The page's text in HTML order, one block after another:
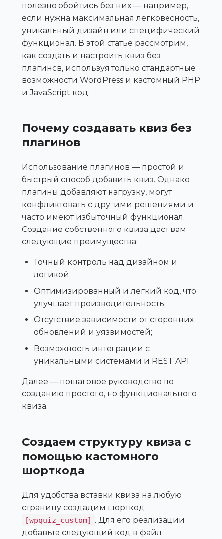
полезно обойтись без них — например,
если нужна максимальная легковесность,
уникальный дизайн или специфический
функционал. В этой статье рассмотрим,
как создать и настроить квиз без
плагинов, используя только стандартные
возможности WordPress и кастомный PHP
и JavaScript код.
Почему создавать квиз без
плагинов
Использование плагинов — простой и
быстрый способ добавить квиз. Однако
плагины добавляют нагрузку, могут
конфликтовать с другими решениями и
часто имеют избыточный функционал.
Создание собственного квиза даст вам
следующие преимущества:
Точный контроль над дизайном и
логикой;
Оптимизированный и легкий код, что
улучшает производительность;
Отсутствие зависимости от сторонних
обновлений и уязвимостей;
Возможность интеграции с
уникальными системами и REST API.
Далее — пошаговое руководство по
созданию простого, но функционального
квиза.
Создаем структуру квиза с
помощью кастомного
шорткода
Для удобства вставки квиза на любую
страницу создадим шорткод
[wpquiz_custom] . Для его реализации
добавьте следующий код в файл